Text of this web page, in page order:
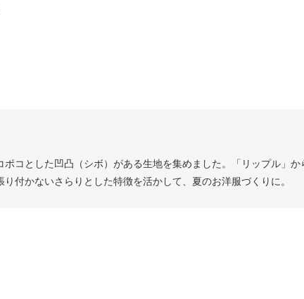
コとした凹凸（シボ）がある生地を集めました。「リップル」か
付かないさらりとした特徴を活かして、夏のお洋服づくりに。